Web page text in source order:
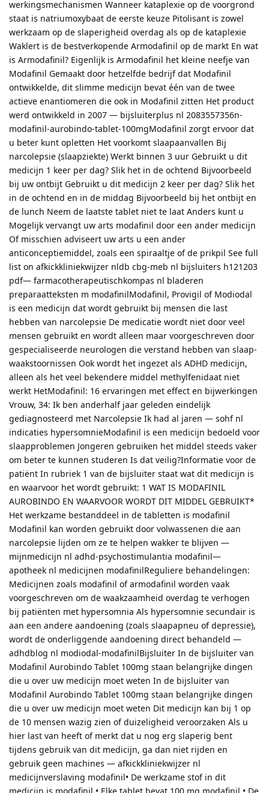
werkingsmechanismen Wanneer kataplexie op de voorgrond
staat is natriumoxybaat de eerste keuze Pitolisant is zowel
werkzaam op de slaperigheid overdag als op de kataplexie
Waklert is de bestverkopende Armodafinil op de markt En wat
is Armodafinil? Eigenlijk is Armodafinil het kleine neefje van
Modafinil Gemaakt door hetzelfde bedrijf dat Modafinil
ontwikkelde, dit slimme medicijn bevat één van de twee
actieve enantiomeren die ook in Modafinil zitten Het product
werd ontwikkeld in 2007 — bijsluiterplus nl 2083557356n-
modafinil-aurobindo-tablet-100mgModafinil zorgt ervoor dat
u beter kunt opletten Het voorkomt slaapaanvallen Bij
narcolepsie (slaapziekte) Werkt binnen 3 uur Gebruikt u dit
medicijn 1 keer per dag? Slik het in de ochtend Bijvoorbeeld
bij uw ontbijt Gebruikt u dit medicijn 2 keer per dag? Slik het
in de ochtend en in de middag Bijvoorbeeld bij het ontbijt en
de lunch Neem de laatste tablet niet te laat Anders kunt u
Mogelijk vervangt uw arts modafinil door een ander medicijn
Of misschien adviseert uw arts u een ander
anticonceptiemiddel, zoals een spiraaltje of de prikpil See full
list on afkickkliniekwijzer nldb cbg-meb nl bijsluiters h121203
pdf— farmacotherapeutischkompas nl bladeren
preparaatteksten m modafinilModafinil, Provigil of Modiodal
is een medicijn dat wordt gebruikt bij mensen die last
hebben van narcolepsie De medicatie wordt niet door veel
mensen gebruikt en wordt alleen maar voorgeschreven door
gespecialiseerde neurologen die verstand hebben van slaap-
waakstoornissen Ook wordt het ingezet als ADHD medicijn,
alleen als het veel bekendere middel methylfenidaat niet
werkt HetModafinil: 16 ervaringen met effect en bijwerkingen
Vrouw, 34: Ik ben anderhalf jaar geleden eindelijk
gediagnosteerd met Narcolepsie Ik had al jaren — sohf nl
indicaties hypersomnieModafinil is een medicijn bedoeld voor
slaapproblemen Jongeren gebruiken het middel steeds vaker
om beter te kunnen studeren Is dat veilig?Informatie voor de
patiënt In rubriek 1 van de bijsluiter staat wat dit medicijn is
en waarvoor het wordt gebruikt: 1 WAT IS MODAFINIL
AUROBINDO EN WAARVOOR WORDT DIT MIDDEL GEBRUIKT*
Het werkzame bestanddeel in de tabletten is modafinil
Modafinil kan worden gebruikt door volwassenen die aan
narcolepsie lijden om ze te helpen wakker te blijven —
mijnmedicijn nl adhd-psychostimulantia modafinil—
apotheek nl medicijnen modafinilReguliere behandelingen:
Medicijnen zoals modafinil of armodafinil worden vaak
voorgeschreven om de waakzaamheid overdag te verhogen
bij patiënten met hypersomnia Als hypersomnie secundair is
aan een andere aandoening (zoals slaapapneu of depressie),
wordt de onderliggende aandoening direct behandeld —
adhdblog nl modiodal-modafinilBijsluiter In de bijsluiter van
Modafinil Aurobindo Tablet 100mg staan belangrijke dingen
die u over uw medicijn moet weten In de bijsluiter van
Modafinil Aurobindo Tablet 100mg staan belangrijke dingen
die u over uw medicijn moet weten Dit medicijn kan bij 1 op
de 10 mensen wazig zien of duizeligheid veroorzaken Als u
hier last van heeft of merkt dat u nog erg slaperig bent
tijdens gebruik van dit medicijn, ga dan niet rijden en
gebruik geen machines — afkickkliniekwijzer nl
medicijnverslaving modafinil• De werkzame stof in dit